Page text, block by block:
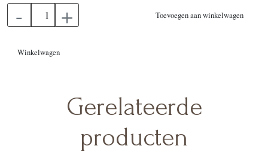
- + Toevoegen aan winkelwagen
Winkelwagen
Gerelateerde
producten